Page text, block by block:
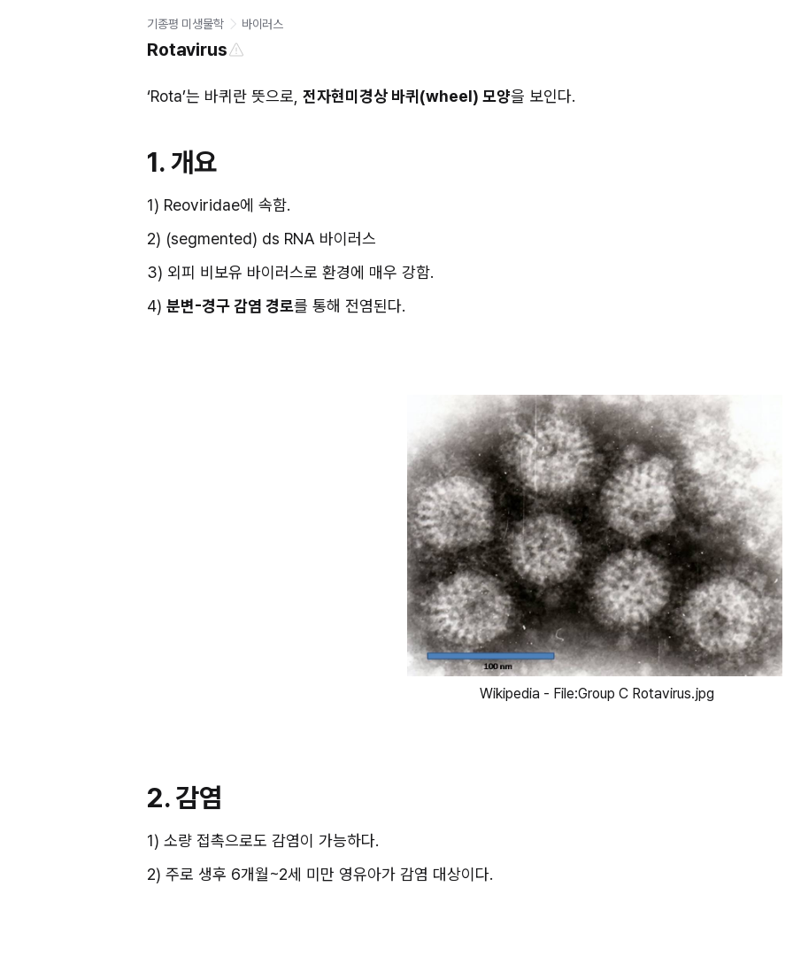
기종평 미생물학 바이러스
Rotavirus
‘Rota’는 바퀴란 뜻으로, 전자현미경상 바퀴(wheel) 모양을 보인다.
1. 개요
1) Reoviridae에 속함.
2) (segmented) ds RNA 바이러스
3) 외피 비보유 바이러스로 환경에 매우 강함.
4) 분변-경구 감염 경로를 통해 전염된다.
Wikipedia - File:Group C Rotavirus.jpg
2. 감염
1) 소량 접촉으로도 감염이 가능하다.
2) 주로 생후 6개월~2세 미만 영유아가 감염 대상이다.